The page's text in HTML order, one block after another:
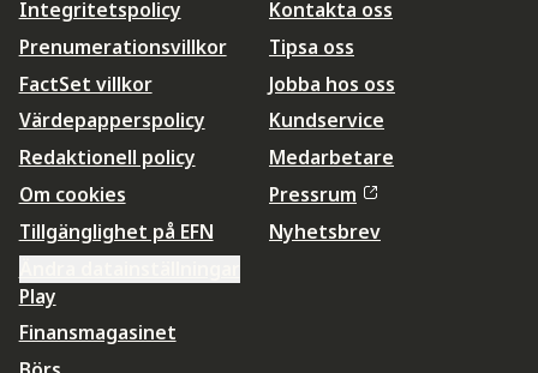
Integritetspolicy
Prenumerationsvillkor
FactSet villkor
Värdepapperspolicy
Redaktionell policy
Om cookies
Tillgänglighet på EFN
Kontakta oss
Tipsa oss
Jobba hos oss
Kundservice
Medarbetare
Pressrum
Nyhetsbrev
Play
Finansmagasinet